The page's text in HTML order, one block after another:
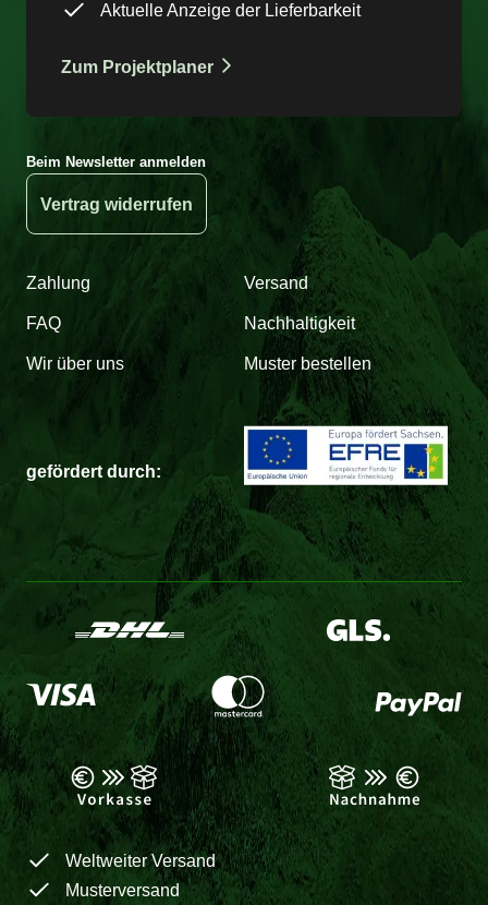
Aktuelle Anzeige der Lieferbarkeit
Zum Projektplaner
Beim Newsletter anmelden
Vertrag widerrufen
Zahlung Versand
FAQ Nachhaltigkeit
Wir über uns Muster bestellen
gefördert durch:
Weltweiter Versand
Musterversand